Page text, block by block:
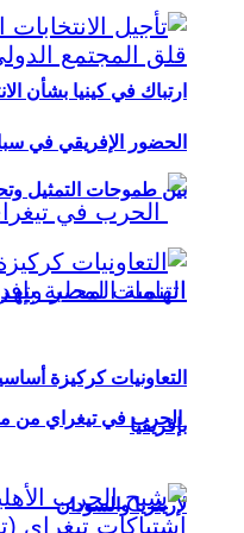
ارتباك في كينيا بشأن الانتخابات
الحرب في تيغراي من
لإريتريا والسودان
الحضور الإفريقي في
بين طموحات التمثيل
التعاونيات كركيزة
بإفريقيا